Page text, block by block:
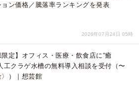
ン価格／騰落率ランキングを発表
2026年07月24日 05時
限定】オフィス・医療・飲食店に“癒
工クラゲ水槽の無料導入相談を受付（〜
）｜想芸館